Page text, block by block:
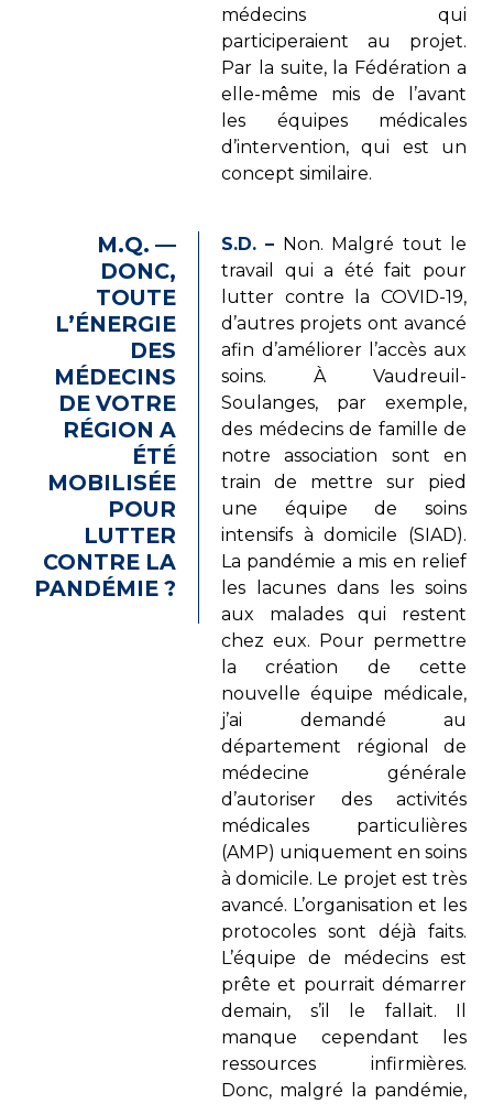
médecins qui
participeraient au projet.
Par la suite, la Fédération a
elle-même mis de l’avant
les équipes médicales
d’intervention, qui est un
concept similaire.
M.Q. —
DONC,
TOUTE
L’ÉNERGIE
DES
MÉDECINS
DE VOTRE
RÉGION A
ÉTÉ
MOBILISÉE
POUR
LUTTER
CONTRE LA
PANDÉMIE ?
S.D. – Non. Malgré tout le
travail qui a été fait pour
lutter contre la COVID-19,
d’autres projets ont avancé
afin d’améliorer l’accès aux
soins. À Vaudreuil-
Soulanges, par exemple,
des médecins de famille de
notre association sont en
train de mettre sur pied
une équipe de soins
intensifs à domicile (SIAD).
La pandémie a mis en relief
les lacunes dans les soins
aux malades qui restent
chez eux. Pour permettre
la création de cette
nouvelle équipe médicale,
j’ai demandé au
département régional de
médecine générale
d’autoriser des activités
médicales particulières
(AMP) uniquement en soins
à domicile. Le projet est très
avancé. L’organisation et les
protocoles sont déjà faits.
L’équipe de médecins est
prête et pourrait démarrer
demain, s’il le fallait. Il
manque cependant les
ressources infirmières.
Donc, malgré la pandémie,